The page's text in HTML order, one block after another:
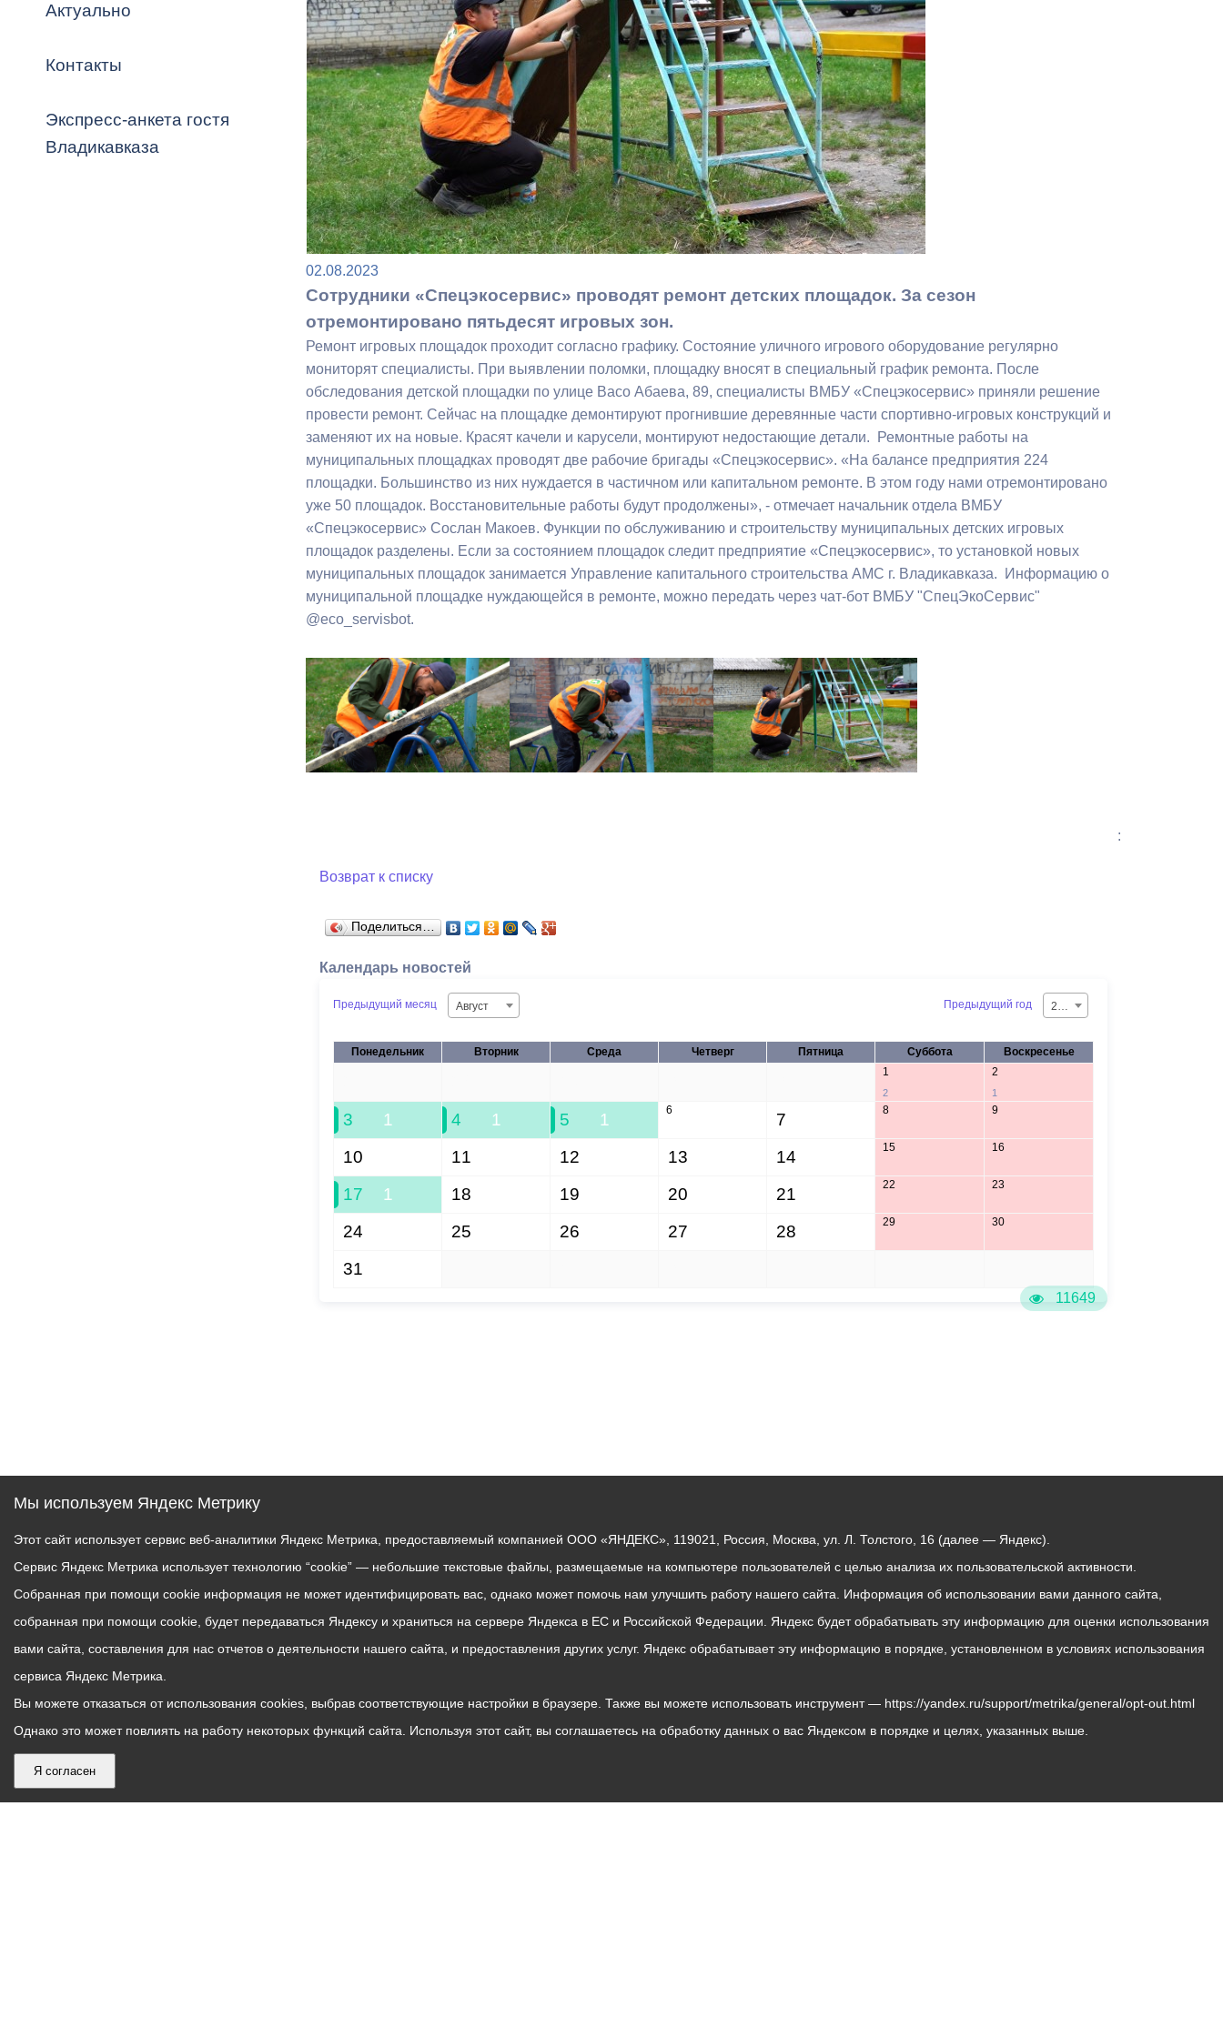
Владикавказ
Распоряжения, постановления Кадровая политика Противодействие коррупции
ОРВ и экспертиза НПА Контактная информация Градостроительная деятельность
Оценка деятельности органов
местного самоуправления
Списки граждан, состоящих на
учете в качестве нуждающихся в
улучшении жилищных условий по
г. Владикавказ
Формирование комфортной
городской среды
Бюджет для граждан
Пространственные сведения
Открытые данные
Общественное обсуждение
планирования
Гражданская оборона в
Информация о результатах
проверок
Порядок обжалования решений и
действий органов местного
самоуправления
Информация финансового
органа
Бесплатная юридическая помощь
Муниципальный контроль Выборы 2026
Актуально
Контакты
Экспресс-анкета гостя
Владикавказа
11649
02.08.2023
Сотрудники «Спецэкосервис» проводят ремонт детских площадок. За сезон
отремонтировано пятьдесят игровых зон.
Ремонт игровых площадок проходит согласно графику. Состояние уличного игрового оборудование регулярно
мониторят специалисты. При выявлении поломки, площадку вносят в специальный график ремонта. После
обследования детской площадки по улице Васо Абаева, 89, специалисты ВМБУ «Спецэкосервис» приняли решение
провести ремонт. Сейчас на площадке демонтируют прогнившие деревянные части спортивно-игровых конструкций и
заменяют их на новые. Красят качели и карусели, монтируют недостающие детали. Ремонтные работы на
муниципальных площадках проводят две рабочие бригады «Спецэкосервис». «На балансе предприятия 224
площадки. Большинство из них нуждается в частичном или капитальном ремонте. В этом году нами отремонтировано
уже 50 площадок. Восстановительные работы будут продолжены», - отмечает начальник отдела ВМБУ
«Спецэкосервис» Сослан Макоев. Функции по обслуживанию и строительству муниципальных детских игровых
площадок разделены. Если за состоянием площадок следит предприятие «Спецэкосервис», то установкой новых
муниципальных площадок занимается Управление капитального строительства АМС г. Владикавказа. Информацию о
муниципальной площадке нуждающейся в ремонте, можно передать через чат-бот ВМБУ "СпецЭкоСервис"
@eco_servisbot.
:
Возврат к списку
Поделиться…
Календарь новостей
Предыдущий месяц Август Предыдущий год 2026
Понедельник Вторник Среда Четверг Пятница Суббота Воскресенье
1
2
2
1
3 1 4 1 5 1 6 7 8 9
10 11 12 13 14 15 16
17 1 18 19 20 21 22 23
24 25 26 27 28 29 30
31
Мы используем Яндекс Метрику
Этот сайт использует сервис веб-аналитики Яндекс Метрика, предоставляемый компанией ООО «ЯНДЕКС», 119021, Россия, Москва, ул. Л. Толстого, 16 (далее — Яндекс).
Сервис Яндекс Метрика использует технологию “cookie” — небольшие текстовые файлы, размещаемые на компьютере пользователей с целью анализа их пользовательской активности.
Собранная при помощи cookie информация не может идентифицировать вас, однако может помочь нам улучшить работу нашего сайта. Информация об использовании вами данного сайта,
собранная при помощи cookie, будет передаваться Яндексу и храниться на сервере Яндекса в ЕС и Российской Федерации. Яндекс будет обрабатывать эту информацию для оценки использования
вами сайта, составления для нас отчетов о деятельности нашего сайта, и предоставления других услуг. Яндекс обрабатывает эту информацию в порядке, установленном в условиях использования
сервиса Яндекс Метрика.
Вы можете отказаться от использования cookies, выбрав соответствующие настройки в браузере. Также вы можете использовать инструмент — https://yandex.ru/support/metrika/general/opt-out.html
Однако это может повлиять на работу некоторых функций сайта. Используя этот сайт, вы соглашаетесь на обработку данных о вас Яндексом в порядке и целях, указанных выше.
Я согласен